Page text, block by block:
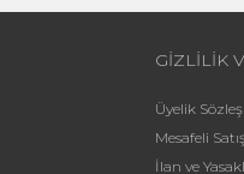
GİZLİLİK
Üyelik
Mesafeli
İlan ve